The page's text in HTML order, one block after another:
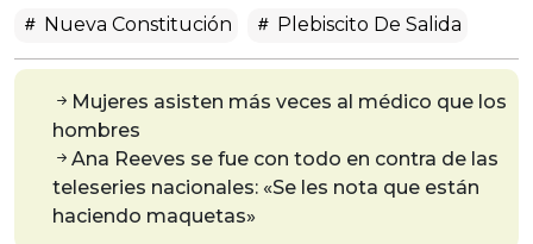
Nueva Constitución Plebiscito De Salida
Mujeres asisten más veces al médico que los
hombres
Ana Reeves se fue con todo en contra de las
teleseries nacionales: «Se les nota que están
haciendo maquetas»